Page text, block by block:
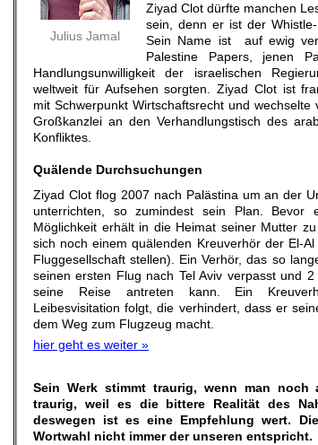
Julius Jamal
Ziyad Clot dürfte manchen
sein, denn er ist der Whistle-
Sein Name ist auf ewig
Palestine Papers, jenen
Handlungsunwilligkeit der israelischen
weltweit für Aufsehen sorgten. Ziyad Clot ist
mit Schwerpunkt Wirtschaftsrecht und wechselte
Großkanzlei an den Verhandlungstisch des
Konfliktes.
Quälende Durchsuchungen
Ziyad Clot flog 2007 nach Palästina um an der
unterrichten, so zumindest sein Plan. Bevor
Möglichkeit erhält in die Heimat seiner Mutter
sich noch einem quälenden Kreuverhör der El-
Fluggesellschaft stellen). Ein Verhör, das so
seinen ersten Flug nach Tel Aviv verpasst und
seine Reise antreten kann. Ein
Leibesvisitation folgt, die verhindert, dass er
dem Weg zum Flugzeug macht.
hier geht es weiter »
Sein Werk stimmt traurig, wenn man noch
traurig, weil es die bittere Realität des
deswegen ist es eine Empfehlung wert.
Wortwahl nicht immer der unseren entspricht.